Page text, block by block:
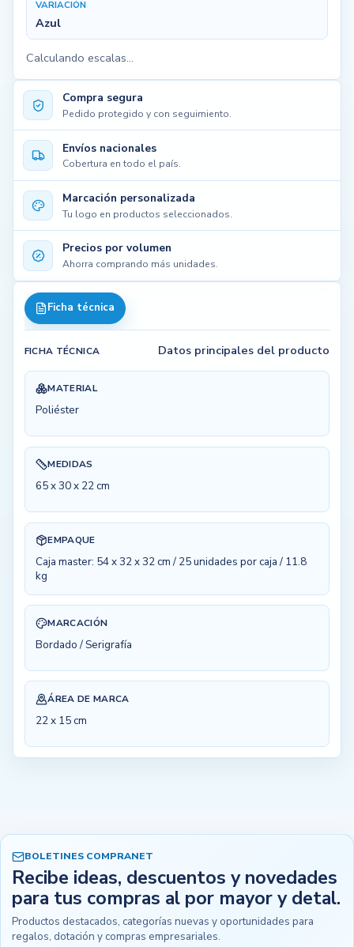
Compra segura
Pedido protegido y con seguimiento.
Envíos nacionales
Cobertura en todo el país.
Marcación personalizada
Tu logo en productos seleccionados.
Precios por volumen
Ahorra comprando más unidades.
Ficha técnica
FICHA TÉCNICA Datos principales del producto
MATERIAL
Poliéster
MEDIDAS
65 x 30 x 22 cm
EMPAQUE
Caja master: 54 x 32 x 32 cm / 25 unidades por caja / 11.8
kg
MARCACIÓN
Bordado / Serigrafía
ÁREA DE MARCA
22 x 15 cm
VARIACIÓN
Azul
Calculando escalas...
BOLETINES COMPRANET
Recibe ideas, descuentos y novedades
para tus compras al por mayor y detal.
Productos destacados, categorías nuevas y oportunidades para
regalos, dotación y compras empresariales.